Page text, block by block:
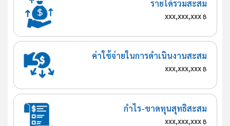
รายได้รวมสะสม
xxx,xxx,xxx฿
ค่าใช้จ่ายในการดำเนินงานสะสม
xxx,xxx,xxx฿
กำไร-ขาดทุนสุทธิสะสม
xxx,xxx,xxx฿